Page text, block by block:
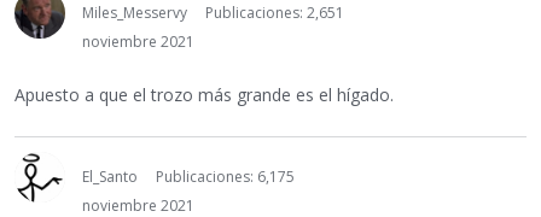
Miles_Messervy
Publicaciones: 2,651
noviembre 2021
Apuesto a que el trozo más grande es el hígado.
El_Santo
Publicaciones: 6,175
noviembre 2021